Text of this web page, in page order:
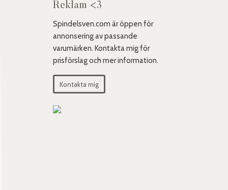
Reklam <3
Spindelsven.com är öppen för
annonsering av passande
varumärken. Kontakta mig för
prisförslag och mer information.
Kontakta mig